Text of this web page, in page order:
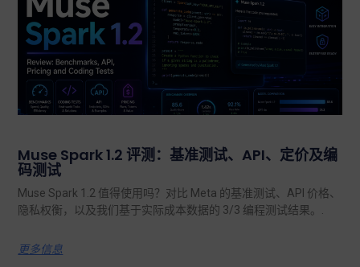
Muse Spark 1.2 评测：基准测试、API、定价及编
码测试
Muse Spark 1.2 值得使用吗？对比 Meta 的基准测试、API 价格、
隐私权衡，以及我们基于实际成本数据的 3/3 编程测试结果。.
更多信息